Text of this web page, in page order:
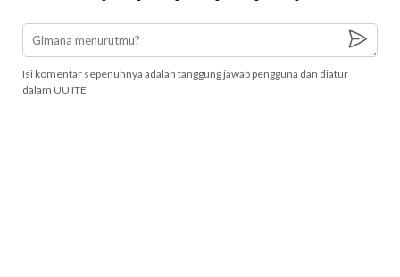
Isi komentar sepenuhnya adalah tanggung jawab pengguna dan diatur
dalam UU ITE